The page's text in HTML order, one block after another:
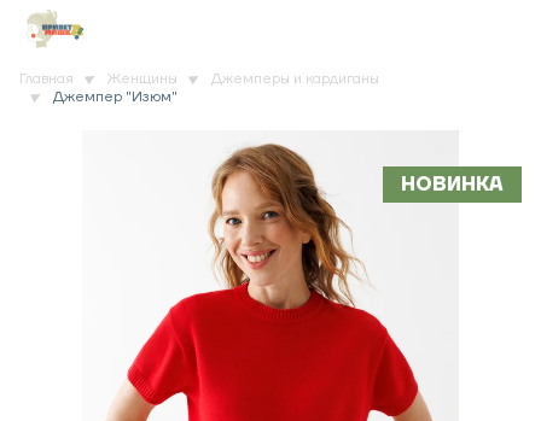
Главная Женщины
Джемперы и кардиганы
Джемпер "Изюм"
НОВИНКА